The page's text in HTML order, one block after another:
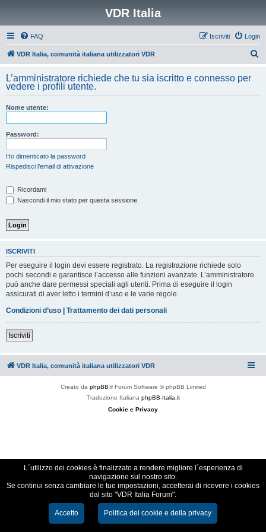
VDR Italia
FAQ Login
Iscriviti
VDR Italia, comunità italiana utilizzatori VDR
c
L’amministratore richiede che tu sia iscritto e connesso per
vedere i profili utente.
Nome utente:
Password:
Ho dimenticato la password
Rispedisci l’email di attivazione
Ricordami
Nascondi il mio stato per questa sessione
ISCRIVITI
Per eseguire il login devi essere registrato. La registrazione richiede solo
pochi secondi e garantisce l’accesso alle funzioni avanzate. L’amministratore
può anche dare permessi speciali agli utenti. Prima di eseguire il login
assicurati di aver letto i termini d’uso e le varie regole.
Condizioni d’uso | Trattamento dei dati personali
Iscriviti
VDR Italia, comunità italiana utilizzatori VDR
Creato da phpBB® Forum Software © phpBB Limited
Traduzione Italiana phpBB-Italia.it
Cookie e Privacy
L´utilizzo dei cookies è finalizzato a rendere migliore l´esperienza di
navigazione sul nostro sito.
Se continui senza cambiare le tue impostazioni, accetterai di ricevere i cookies
dal sito "VDR Italia Forum".
Accetto Politica dei cookie e della privacy